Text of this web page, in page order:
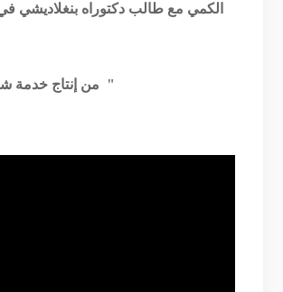
الكمي مع طالب دكتوراه بنغلاديشي
"